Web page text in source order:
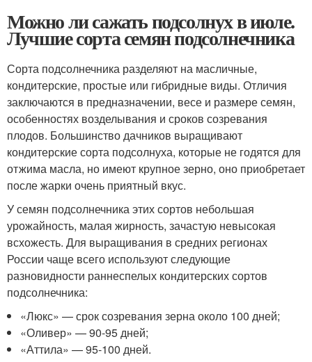
Можно ли сажать подсолнух в июле.
Лучшие сорта семян подсолнечника
Сорта подсолнечника разделяют на масличные,
кондитерские, простые или гибридные виды. Отличия
заключаются в предназначении, весе и размере семян,
особенностях возделывания и сроков созревания
плодов. Большинство дачников выращивают
кондитерские сорта подсолнуха, которые не годятся для
отжима масла, но имеют крупное зерно, оно приобретает
после жарки очень приятный вкус.
У семян подсолнечника этих сортов небольшая
урожайность, малая жирность, зачастую невысокая
всхожесть. Для выращивания в средних регионах
России чаще всего используют следующие
разновидности раннеспелых кондитерских сортов
подсолнечника:
«Люкс» — срок созревания зерна около 100 дней;
«Оливер» — 90-95 дней;
«Аттила» — 95-100 дней.